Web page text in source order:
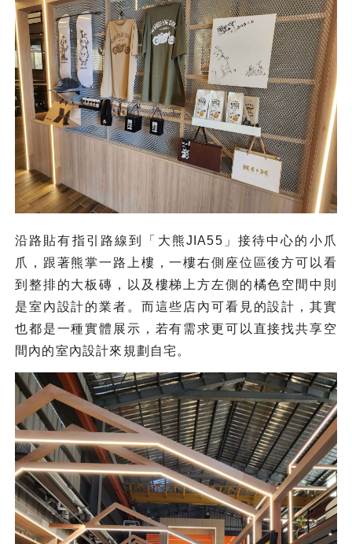
沿路貼有指引路線到「大熊JIA55」接待中心的小爪
爪，跟著熊掌一路上樓，一樓右側座位區後方可以看
到整排的大板磚，以及樓梯上方左側的橘色空間中則
是室內設計的業者。而這些店內可看見的設計，其實
也都是一種實體展示，若有需求更可以直接找共享空
間內的室內設計來規劃自宅。